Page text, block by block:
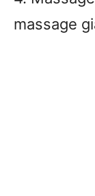
massage